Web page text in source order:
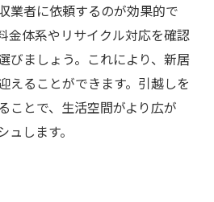
業者に依頼するのが効果的で
金体系やリサイクル対応を確認
びましょう。これにより、新居
えることができます。引越しを
ことで、生活空間がより広が
します。